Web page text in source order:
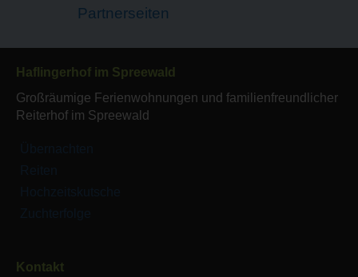
Partnerseiten
Haflingerhof im Spreewald
Großräumige Ferienwohnungen und familienfreundlicher
Reiterhof im Spreewald
Kontakt